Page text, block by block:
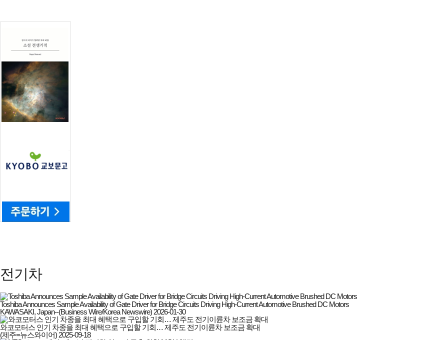
전기차
Toshiba Announces Sample Availability of Gate Driver for Bridge Circuits Driving High-Current Automotive Brushed DC Motors
KAWASAKI, Japan--(Business Wire/Korea Newswire) 2026-01-30
와코모터스 인기 차종을 최대 혜택으로 구입할 기회… 제주도 전기이륜차 보조금 확대
(제주=뉴스와이어) 2025-09-18